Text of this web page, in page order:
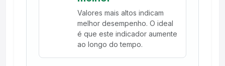
Valores mais altos indicam
melhor desempenho. O ideal
é que este indicador aumente
ao longo do tempo.